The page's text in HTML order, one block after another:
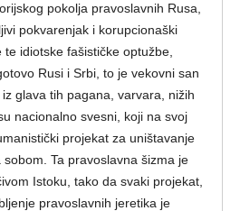
pokolja pravoslavnih Rusa,
pokvarenjak i korupcionaški
idiotske fašističke optužbe,
Rusi i Srbi, to je vekovni san
glava tih pagana, varvara, nižih
nacionalno svesni, koji na svoj
projekat za uništavanje
Ta pravoslavna šizma je
Istoku, tako da svaki projekat,
pravoslavnih jeretika je